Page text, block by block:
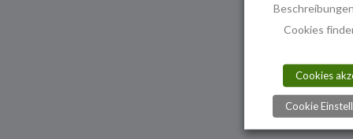
Cookies
Cookies
Cookie